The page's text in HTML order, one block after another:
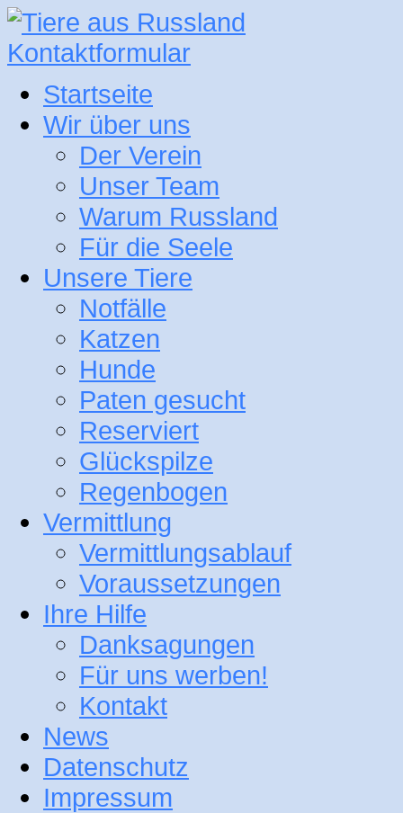
Kontaktformular
Startseite
Wir über uns
Der Verein
Unser Team
Warum Russland
Für die Seele
Unsere Tiere
Notfälle
Katzen
Hunde
Paten gesucht
Reserviert
Glückspilze
Regenbogen
Vermittlung
Vermittlungsablauf
Voraussetzungen
Ihre Hilfe
Danksagungen
Für uns werben!
Kontakt
News
Datenschutz
Impressum